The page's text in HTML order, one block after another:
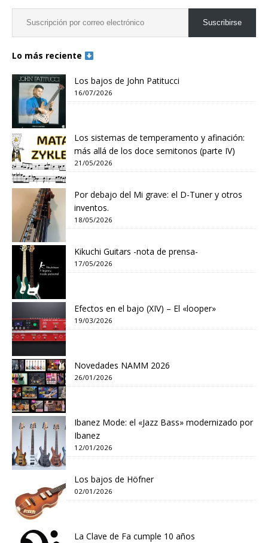
Suscribirse
Lo más reciente
Los bajos de John Patitucci
16/07/2026
Los sistemas de temperamento y afinación:
más allá de los doce semitonos (parte IV)
21/05/2026
Por debajo del Mi grave: el D-Tuner y otros
inventos.
18/05/2026
Kikuchi Guitars -nota de prensa-
17/05/2026
Efectos en el bajo (XIV) – El «looper»
19/03/2026
Novedades NAMM 2026
26/01/2026
Ibanez Mode: el «Jazz Bass» modernizado por
Ibanez
12/01/2026
Los bajos de Höfner
02/01/2026
La Clave de Fa cumple 10 años